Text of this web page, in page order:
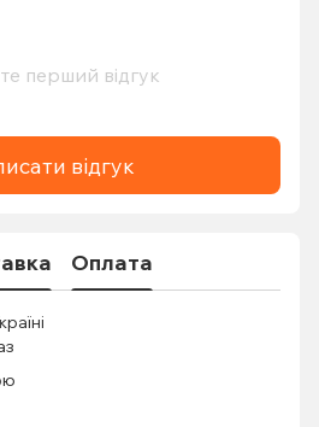
перший відгук
відгук
Оплата